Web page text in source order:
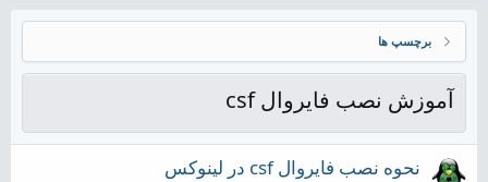
برچسپ ها
آموزش نصب فایروال csf
نحوه نصب فایروال csf در لینوکس